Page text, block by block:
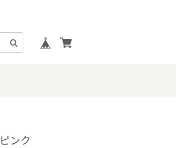
ンク